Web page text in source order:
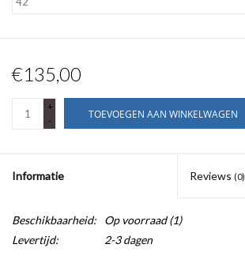
€135,00
+
-
TOEVOEGEN AAN WINKELWAGEN
Informatie Reviews (0)
Beschikbaarheid: Op voorraad(1)
Levertijd:
2-3 dagen